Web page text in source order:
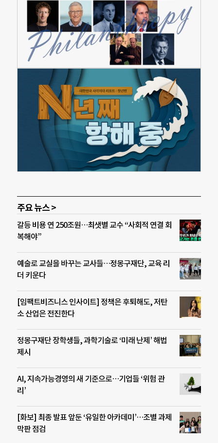
주요 뉴스 >
갈등 비용 연 250조원…최샛별 교수 “사회적 연결 회
복해야”
예술로 교실을 바꾸는 교사들…정몽구재단, 교육 리
더 키운다
[임팩트비즈니스 인사이트] 정책은 후퇴해도, 저탄
소 산업은 전진한다
정몽구재단 장학생들, 과학기술로 ‘미래 난제’ 해법
제시
AI, 지속가능경영의 새 기준으로…기업들 ‘위험 관
리’
[화보] 최종 발표 앞둔 ‘유일한 아카데미’…조별 과제
막판 점검